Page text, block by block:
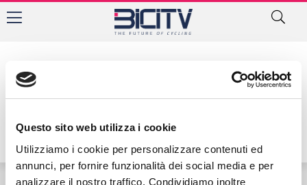
Questo sito web utilizza i cookie
Utilizziamo i cookie per personalizzare contenuti ed
annunci, per fornire funzionalità dei social media e per
analizzare il nostro traffico. Condividiamo inoltre
Tag: Miximilian Richard